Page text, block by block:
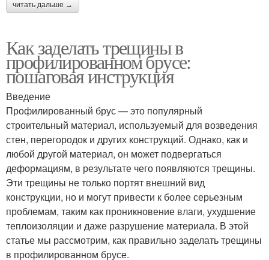
читать дальше →
Как заделать трещины в
профилированном брусе:
пошаговая инструкция
Введение
Профилированный брус — это популярный
строительный материал, используемый для возведения
стен, перегородок и других конструкций. Однако, как и
любой другой материал, он может подвергаться
деформациям, в результате чего появляются трещины.
Эти трещины не только портят внешний вид
конструкции, но и могут привести к более серьезным
проблемам, таким как проникновение влаги, ухудшение
теплоизоляции и даже разрушение материала. В этой
статье мы рассмотрим, как правильно заделать трещины
в профилированном брусе.